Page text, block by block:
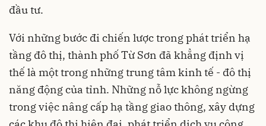
đầu tư.
Với những bước đi chiến lược trong phát triển hạ
tầng đô thị, thành phố Từ Sơn đã khẳng định vị
thế là một trong những trung tâm kinh tế - đô thị
năng động của tỉnh. Những nỗ lực không ngừng
trong việc nâng cấp hạ tầng giao thông, xây dựng